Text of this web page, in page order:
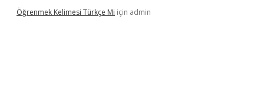
Öğrenmek Kelimesi Türkçe Mi için admin